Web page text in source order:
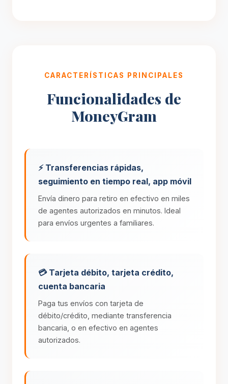
CARACTERÍSTICAS PRINCIPALES
Funcionalidades de
MoneyGram
⚡ Transferencias rápidas,
seguimiento en tiempo real, app móvil
Envía dinero para retiro en efectivo en miles
de agentes autorizados en minutos. Ideal
para envíos urgentes a familiares.
💳 Tarjeta débito, tarjeta crédito,
cuenta bancaria
Paga tus envíos con tarjeta de
débito/crédito, mediante transferencia
bancaria, o en efectivo en agentes
autorizados.